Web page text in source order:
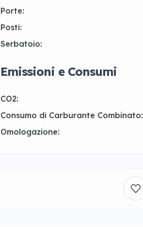
Porte:
Posti:
Serbatoio:
Emissioni e Consumi
CO2:
Consumo di Carburante Combinato:
Omologazione: